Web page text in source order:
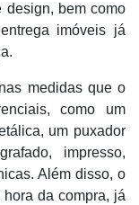
design, bem como
imóveis já
medidas que o
como um
um puxador
impresso,
Além disso, o
da compra, já